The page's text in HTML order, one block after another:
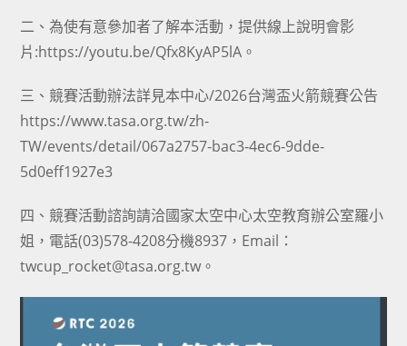
二、為使有意參加者了解本活動，提供線上說明會影
片:https://youtu.be/Qfx8KyAP5lA。
三、競賽活動辦法詳見本中心/2026台灣盃火箭競賽公告
https://www.tasa.org.tw/zh-
TW/events/detail/067a2757-bac3-4ec6-9dde-
5d0eff1927e3
四、競賽活動諮詢請洽國家太空中心太空教育辦公室羅小
姐，電話(03)578-4208分機8937，Email：
twcup_rocket@tasa.org.tw。